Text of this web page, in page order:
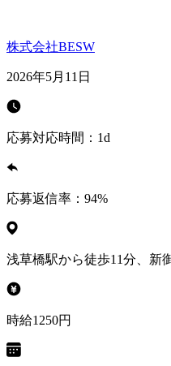
株式会社BESW
2026年5月11日
応募対応時間： 1d
応募返信率： 94%
浅草橋駅から徒歩11分、新
時給1250円